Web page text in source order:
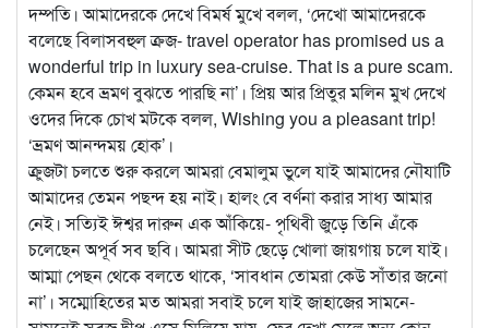
দম্পতি। আমাদেরকে দেখে বিমর্ষ মুখে বলল, ‘দেখো আমাদেরকে
বলেছে বিলাসবহুল ক্রজ- travel operator has promised us a
wonderful trip in luxury sea-cruise. That is a pure scam.
কেমন হবে ভ্রমণ বুঝতে পারছি না’। প্রিয় আর প্রিতুর মলিন মুখ দেখে
ওদের দিকে চোখ মটকে বলল, Wishing you a pleasant trip!
‘ভ্রমণ আনন্দময় হোক’।
ক্রুজটা চলতে শুরু করলে আমরা বেমালুম ভুলে যাই আমাদের নৌযাটি
আমাদের তেমন পছন্দ হয় নাই। হালং বে বর্ণনা করার সাধ্য আমার
নেই। সত্যিই ঈশ্বর দারুন এক আঁকিয়ে- পৃথিবী জুড়ে তিনি এঁকে
চলেছেন অপূর্ব সব ছবি। আমরা সীট ছেড়ে খোলা জায়গায় চলে যাই।
আম্মা পেছন থেকে বলতে থাকে, ‘সাবধান তোমরা কেউ সাঁতার জনো
না’। সম্মোহিতের মত আমরা সবাই চলে যাই জাহাজের সামনে-